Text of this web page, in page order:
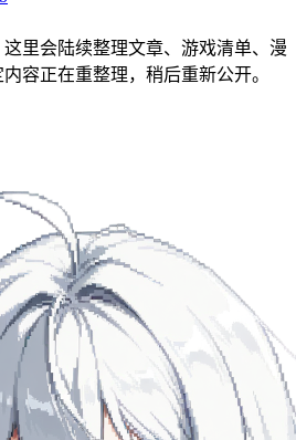
里会陆续整理文章、游戏清单、漫
容正在重整理，稍后重新公开。